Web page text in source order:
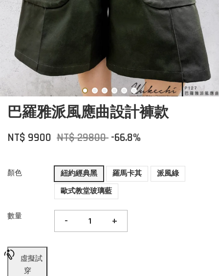
巴羅雅派風應曲設計褲款
NT$ 9900 NT$ 29800 -66.8%
顏色 紐約經典黑 羅馬卡其
派風綠
歐式教堂玻璃藍
數量 - +
虛擬試
穿